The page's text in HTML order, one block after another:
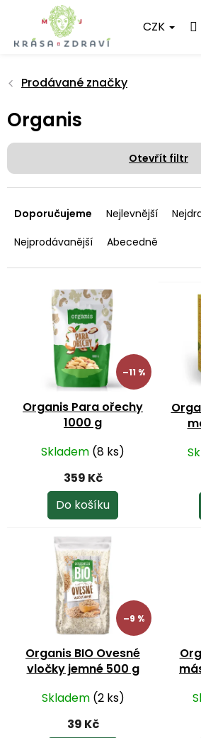
obsah
CZK
Prodávané značky
Organis
Otevřít filtr
a
e
í
Doporučujeme Nejlevnější
Nejprodávanější
Abecedně
–11 %
Organis Para ořechy
1000 g
Skladem (8 ks)
359 Kč
Do košíku
–9 %
Organis BIO Ovesné
vločky jemné 500 g
Skladem (2 ks)
39 Kč